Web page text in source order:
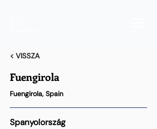
< VISSZA
Fuengirola
Fuengirola, Spain
Spanyolország